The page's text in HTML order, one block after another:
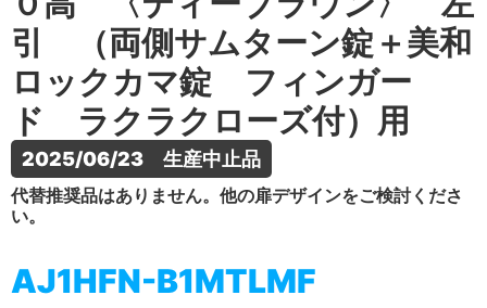
引 （両側サムターン錠＋美和
ロックカマ錠 フィンガー
ド ラクラクローズ付）用
2025/06/23　生産中止品
代替推奨品はありません。他の扉デザインをご検討くださ
い。
AJ1HFN-B1MTLMF